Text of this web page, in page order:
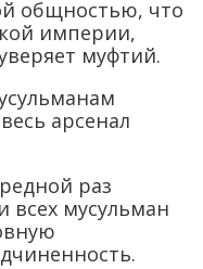
общностью, что
империи,
муфтий.
арсенал
раз
мусульман